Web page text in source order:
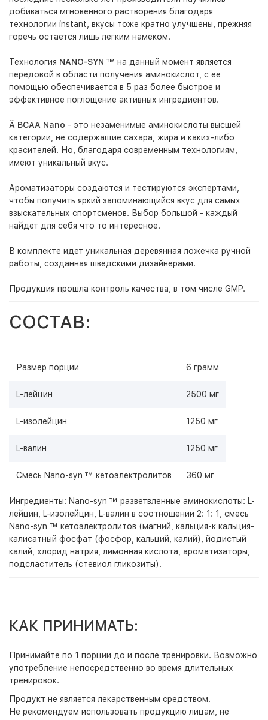
добиваться мгновенного растворения благодаря
технологии instant, вкусы тоже кратно улучшены, прежняя
горечь остается лишь легким намеком.
Технология NANO-SYN ™ на данный момент является
передовой в области получения аминокислот, с ее
помощью обеспечивается в 5 раз более быстрое и
эффективное поглощение активных ингредиентов.
Ä BCAA Nano - это незаменимые аминокислоты высшей
категории, не содержащие сахара, жира и каких-либо
красителей. Но, благодаря современным технологиям,
имеют уникальный вкус.
Ароматизаторы создаются и тестируются экспертами,
чтобы получить яркий запоминающийся вкус для самых
взыскательных спортсменов. Выбор большой - каждый
найдет для себя что то интересное.
В комплекте идет уникальная деревянная ложечка ручной
работы, созданная шведскими дизайнерами.
Продукция прошла контроль качества, в том числе GMP.
СОСТАВ:
Размер порции 6 грамм
L-лейцин 2500 мг
L-изолейцин 1250 мг
L-валин 1250 мг
Смесь Nano-syn ™ кетоэлектролитов 360 мг
Ингредиенты: Nano-syn ™ разветвленные аминокислоты: L-
лейцин, L-изолейцин, L-валин в соотношении 2: 1: 1, смесь
Nano-syn ™ кетоэлектролитов (магний, кальция-к кальция-
калисатный фосфат (фосфор, кальций, калий), йодистый
калий, хлорид натрия, лимонная кислота, ароматизаторы,
подсластитель (стевиол гликозиты).
КАК ПРИНИМАТЬ:
Принимайте по 1 порции до и после тренировки. Возможно
употребление непосредственно во время длительных
тренировок.
Продукт не является лекарственным средством.
Не рекомендуем использовать продукцию лицам, не